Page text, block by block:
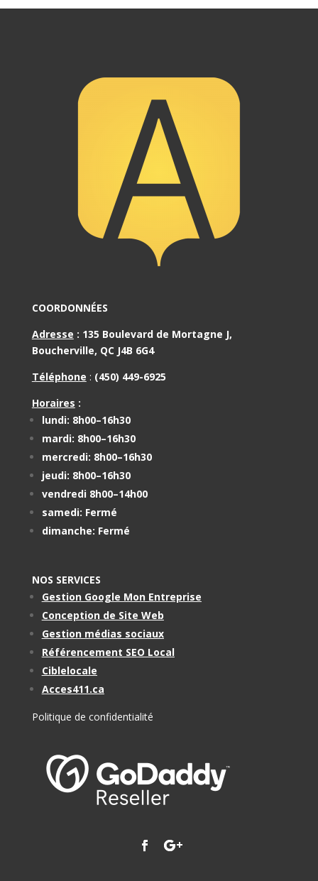
COORDONNÉES
Adresse : 135 Boulevard de Mortagne J,
Boucherville, QC J4B 6G4
Téléphone : (450) 449-6925
Horaires :
lundi: 8h00–16h30
mardi: 8h00–16h30
mercredi: 8h00–16h30
jeudi: 8h00–16h30
vendredi 8h00–14h00
samedi: Fermé
dimanche: Fermé
NOS SERVICES
Gestion Google Mon Entreprise
Conception de Site Web
Gestion médias sociaux
Référencement SEO Local
Ciblelocale
Acces411.ca
Politique de confidentialité